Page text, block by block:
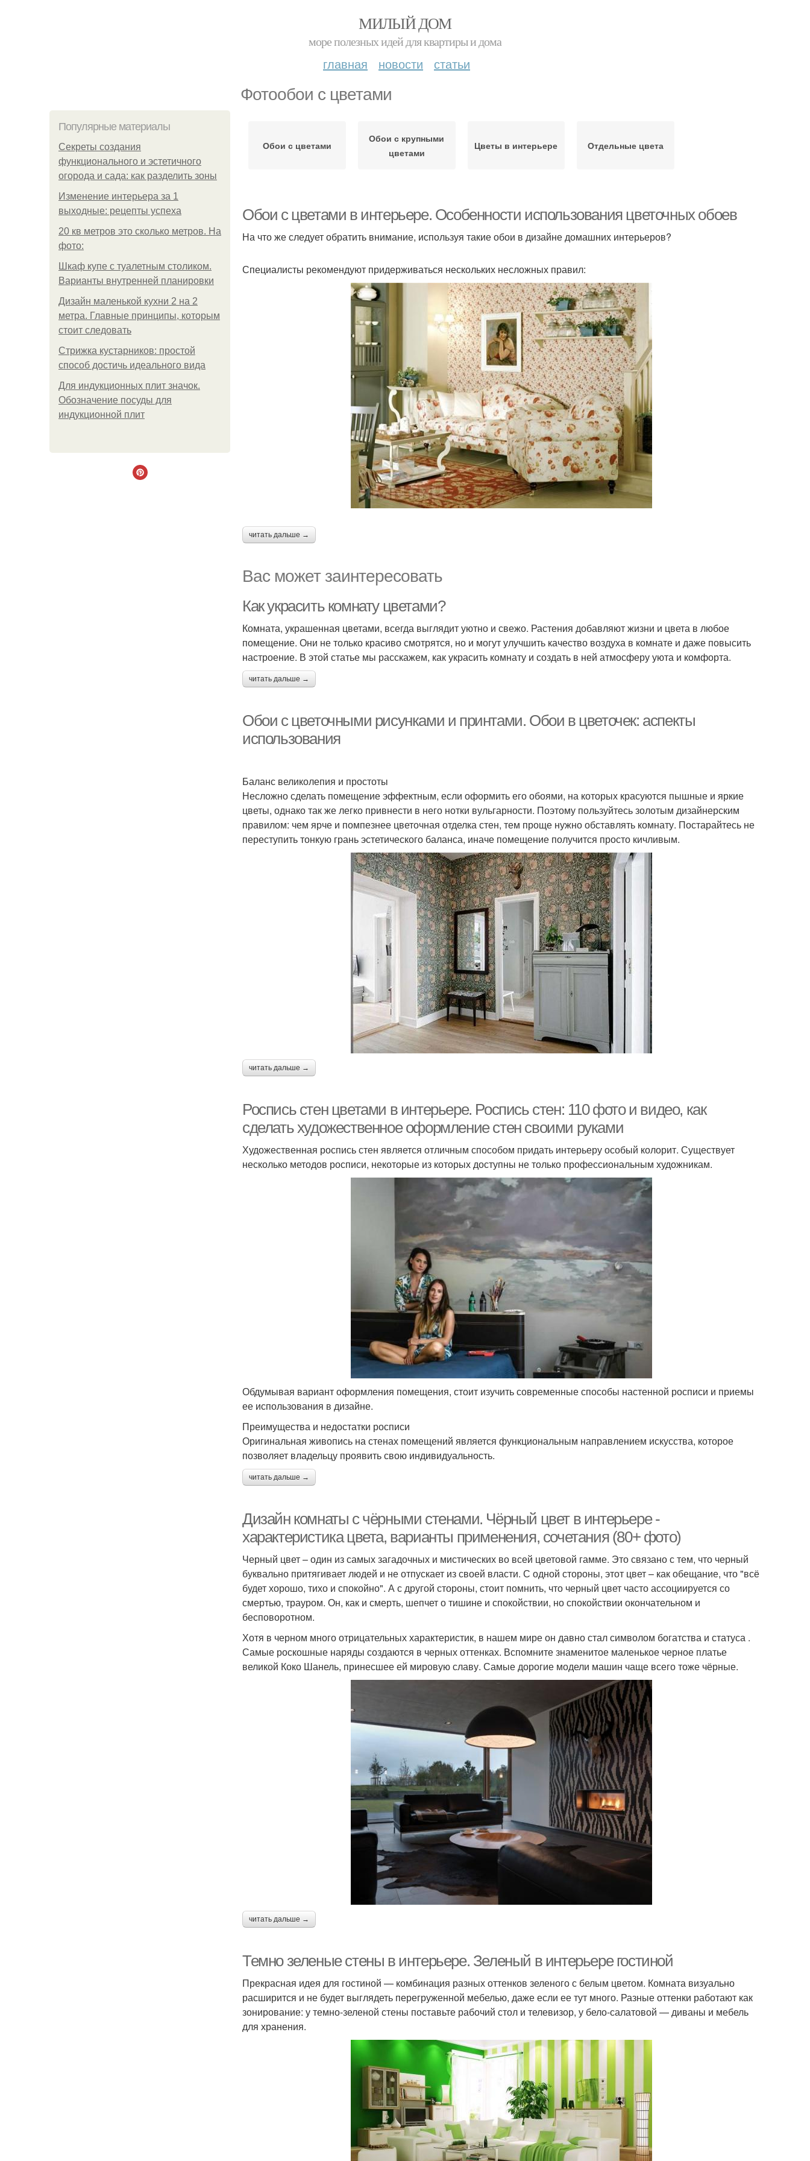
МИЛЫЙ ДОМ
море полезных идей для квартиры и дома
главная новости статьи
Фотообои с цветами
Популярные материалы
Секреты создания
функционального и эстетичного
огорода и сада: как разделить зоны
Изменение интерьера за 1
выходные: рецепты успеха
20 кв метров это сколько метров. На
фото:
Шкаф купе с туалетным столиком.
Варианты внутренней планировки
Дизайн маленькой кухни 2 на 2
метра. Главные принципы, которым
стоит следовать
Стрижка кустарников: простой
способ достичь идеального вида
Для индукционных плит значок.
Обозначение посуды для
индукционной плит
Обои с цветами
Обои с крупными
цветами
Цветы в интерьере Отдельные цвета
Обои с цветами в интерьере. Особенности использования цветочных обоев
На что же следует обратить внимание, используя такие обои в дизайне домашних интерьеров?
Специалисты рекомендуют придерживаться нескольких несложных правил:
читать дальше →
Вас может заинтересовать
Как украсить комнату цветами?
Комната, украшенная цветами, всегда выглядит уютно и свежо. Растения добавляют жизни и цвета в любое
помещение. Они не только красиво смотрятся, но и могут улучшить качество воздуха в комнате и даже повысить
настроение. В этой статье мы расскажем, как украсить комнату и создать в ней атмосферу уюта и комфорта.
читать дальше →
Обои с цветочными рисунками и принтами. Обои в цветочек: аспекты
использования
Баланс великолепия и простоты
Несложно сделать помещение эффектным, если оформить его обоями, на которых красуются пышные и яркие
цветы, однако так же легко привнести в него нотки вульгарности. Поэтому пользуйтесь золотым дизайнерским
правилом: чем ярче и помпезнее цветочная отделка стен, тем проще нужно обставлять комнату. Постарайтесь не
переступить тонкую грань эстетического баланса, иначе помещение получится просто кичливым.
читать дальше →
Роспись стен цветами в интерьере. Роспись стен: 110 фото и видео, как
сделать художественное оформление стен своими руками
Художественная роспись стен является отличным способом придать интерьеру особый колорит. Существует
несколько методов росписи, некоторые из которых доступны не только профессиональным художникам.
Обдумывая вариант оформления помещения, стоит изучить современные способы настенной росписи и приемы
ее использования в дизайне.
Преимущества и недостатки росписи
Оригинальная живопись на стенах помещений является функциональным направлением искусства, которое
позволяет владельцу проявить свою индивидуальность.
читать дальше →
Дизайн комнаты с чёрными стенами. Чёрный цвет в интерьере -
характеристика цвета, варианты применения, сочетания (80+ фото)
Черный цвет – один из самых загадочных и мистических во всей цветовой гамме. Это связано с тем, что черный
буквально притягивает людей и не отпускает из своей власти. С одной стороны, этот цвет – как обещание, что "всё
будет хорошо, тихо и спокойно". А с другой стороны, стоит помнить, что черный цвет часто ассоциируется со
смертью, трауром. Он, как и смерть, шепчет о тишине и спокойствии, но спокойствии окончательном и
бесповоротном.
Хотя в черном много отрицательных характеристик, в нашем мире он давно стал символом богатства и статуса .
Самые роскошные наряды создаются в черных оттенках. Вспомните знаменитое маленькое черное платье
великой Коко Шанель, принесшее ей мировую славу. Самые дорогие модели машин чаще всего тоже чёрные.
читать дальше →
Темно зеленые стены в интерьере. Зеленый в интерьере гостиной
Прекрасная идея для гостиной — комбинация разных оттенков зеленого с белым цветом. Комната визуально
расширится и не будет выглядеть перегруженной мебелью, даже если ее тут много. Разные оттенки работают как
зонирование: у темно-зеленой стены поставьте рабочий стол и телевизор, у бело-салатовой — диваны и мебель
для хранения.